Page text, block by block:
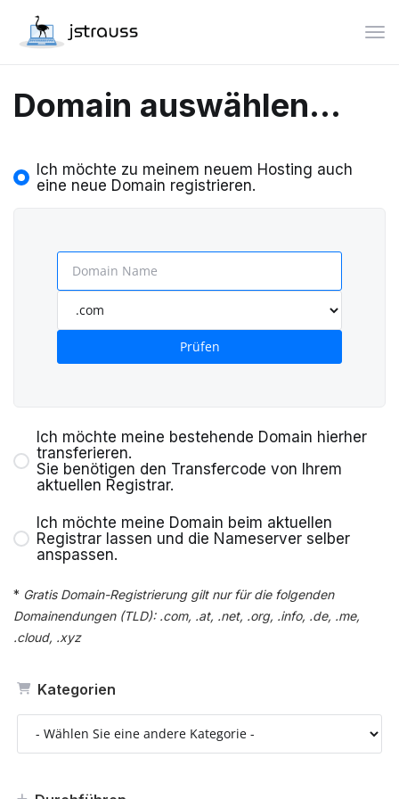
Domain auswählen...
Kategorien
Ich möchte zu meinem neuem Hosting auch
eine neue Domain registrieren.
Prüfen
Ich möchte meine bestehende Domain hierher
transferieren.
Sie benötigen den Transfercode von Ihrem
aktuellen Registrar.
Ich möchte meine Domain beim aktuellen
Registrar lassen und die Nameserver selber
anspassen.
* Gratis Domain-Registrierung gilt nur für die folgenden
Domainendungen (TLD): .com, .at, .net, .org, .info, .de, .me,
.cloud, .xyz